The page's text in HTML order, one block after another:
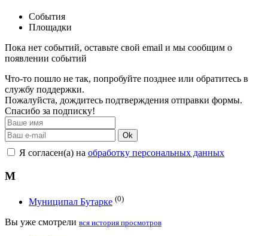
События
Площадки
Пока нет событий, оставьте свой email и мы сообщим о
появлении событий
Что-то пошло не так, попробуйте позднее или обратитесь в
службу поддержки.
Пожалуйста, дождитесь подтверждения отправки формы.
Спасибо за подписку!
Ok
Я согласен(а) на обработку персональных данных
М
Муниципал Бутарке (0)
Вы уже смотрели вся история просмотров